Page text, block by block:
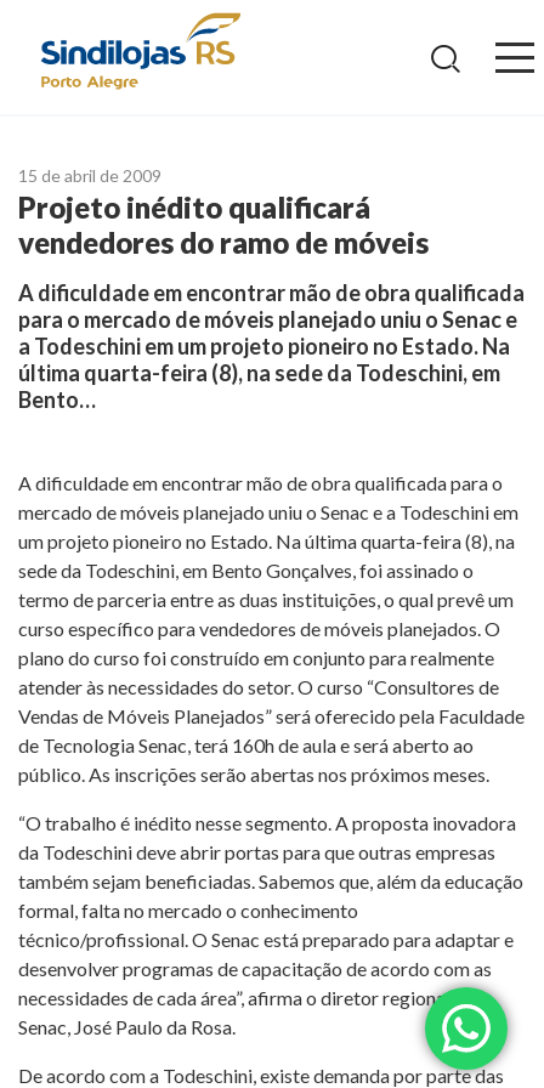
15 de abril de 2009
Projeto inédito qualificará
vendedores do ramo de móveis
A dificuldade em encontrar mão de obra qualificada
para o mercado de móveis planejado uniu o Senac e
a Todeschini em um projeto pioneiro no Estado. Na
última quarta-feira (8), na sede da Todeschini, em
Bento…
A dificuldade em encontrar mão de obra qualificada para o
mercado de móveis planejado uniu o Senac e a Todeschini em
um projeto pioneiro no Estado. Na última quarta-feira (8), na
sede da Todeschini, em Bento Gonçalves, foi assinado o
termo de parceria entre as duas instituições, o qual prevê um
curso específico para vendedores de móveis planejados. O
plano do curso foi construído em conjunto para realmente
atender às necessidades do setor. O curso “Consultores de
Vendas de Móveis Planejados” será oferecido pela Faculdade
de Tecnologia Senac, terá 160h de aula e será aberto ao
público. As inscrições serão abertas nos próximos meses.
“O trabalho é inédito nesse segmento. A proposta inovadora
da Todeschini deve abrir portas para que outras empresas
também sejam beneficiadas. Sabemos que, além da educação
formal, falta no mercado o conhecimento
técnico/profissional. O Senac está preparado para adaptar e
desenvolver programas de capacitação de acordo com as
necessidades de cada área”, afirma o diretor regional do
Senac, José Paulo da Rosa.
De acordo com a Todeschini, existe demanda por parte das